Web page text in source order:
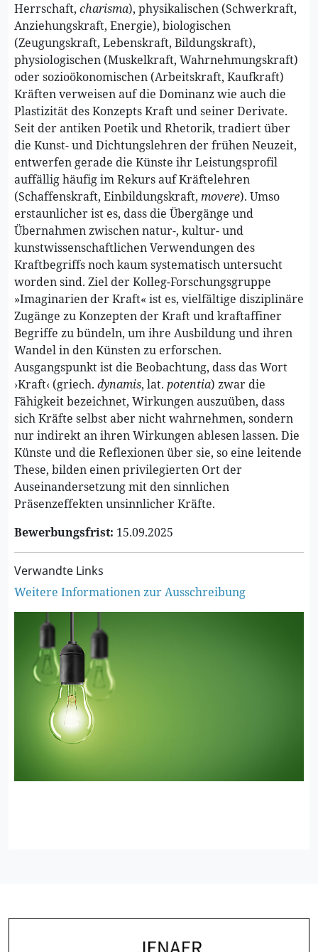
Herrschaft, charisma), physikalischen (Schwerkraft,
Anziehungskraft, Energie), biologischen
(Zeugungskraft, Lebenskraft, Bildungskraft),
physiologischen (Muskelkraft, Wahrnehmungskraft)
oder sozioökonomischen (Arbeitskraft, Kaufkraft)
Kräften verweisen auf die Dominanz wie auch die
Plastizität des Konzepts Kraft und seiner Derivate.
Seit der antiken Poetik und Rhetorik, tradiert über
die Kunst- und Dichtungslehren der frühen Neuzeit,
entwerfen gerade die Künste ihr Leistungsprofil
auffällig häufig im Rekurs auf Kräftelehren
(Schaffenskraft, Einbildungskraft, movere). Umso
erstaunlicher ist es, dass die Übergänge und
Übernahmen zwischen natur-, kultur- und
kunstwissenschaftlichen Verwendungen des
Kraftbegriffs noch kaum systematisch untersucht
worden sind. Ziel der Kolleg-Forschungsgruppe
»Imaginarien der Kraft« ist es, vielfältige disziplinäre
Zugänge zu Konzepten der Kraft und kraftaffiner
Begriffe zu bündeln, um ihre Ausbildung und ihren
Wandel in den Künsten zu erforschen.
Ausgangspunkt ist die Beobachtung, dass das Wort
›Kraft‹ (griech. dynamis, lat. potentia) zwar die
Fähigkeit bezeichnet, Wirkungen auszuüben, dass
sich Kräfte selbst aber nicht wahrnehmen, sondern
nur indirekt an ihren Wirkungen ablesen lassen. Die
Künste und die Reflexionen über sie, so eine leitende
These, bilden einen privilegierten Ort der
Auseinandersetzung mit den sinnlichen
Präsenzeffekten unsinnlicher Kräfte.
Bewerbungsfrist: 15.09.2025
Verwandte Links
Weitere Informationen zur Ausschreibung